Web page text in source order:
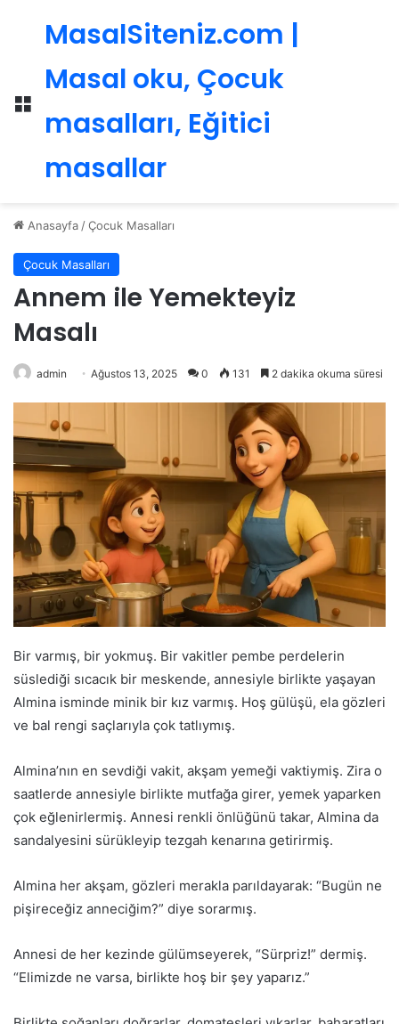
Menü
MasalSiteniz.com |
Masal oku, Çocuk
masalları, Eğitici
masallar
Anasayfa /Çocuk Masalları
Çocuk Masalları
Annem ile Yemekteyiz
Masalı
admin Ağustos 13, 2025 0 131 2 dakika okuma süresi
Bir varmış, bir yokmuş. Bir vakitler pembe perdelerin
süslediği sıcacık bir meskende, annesiyle birlikte yaşayan
Almina isminde minik bir kız varmış. Hoş gülüşü, ela gözleri
ve bal rengi saçlarıyla çok tatlıymış.
Almina’nın en sevdiği vakit, akşam yemeği vaktiymiş. Zira o
saatlerde annesiyle birlikte mutfağa girer, yemek yaparken
çok eğlenirlermiş. Annesi renkli önlüğünü takar, Almina da
sandalyesini sürükleyip tezgah kenarına getirirmiş.
Almina her akşam, gözleri merakla parıldayarak: “Bugün ne
pişireceğiz anneciğim?” diye sorarmış.
Annesi de her kezinde gülümseyerek, “Sürpriz!” dermiş.
“Elimizde ne varsa, birlikte hoş bir şey yaparız.”